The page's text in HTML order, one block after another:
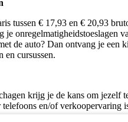
tussen € 17,93 en € 20,93
je
de auto? Dan ontvang je een
cursussen.
krijg je de kans om jezelf
en/of verkoopervaring